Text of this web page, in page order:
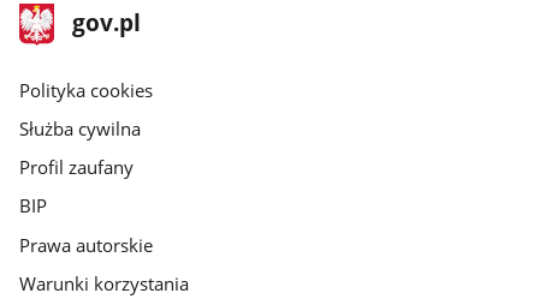
stopka
gov.pl
Strona
gov.pl
gov.pl
Polityka cookies
Służba cywilna
Profil zaufany
BIP
Prawa autorskie
Warunki korzystania